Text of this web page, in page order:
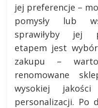
jej preferencje –
pomysły lub
sprawiłyby jej
etapem jest
zakupu –
renomowane
wysokiej
personalizacji. Po